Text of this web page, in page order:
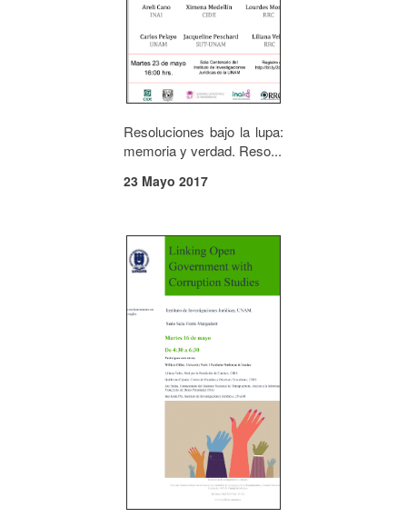
Resoluciones bajo la lupa:
memoria y verdad. Reso...
23 Mayo 2017